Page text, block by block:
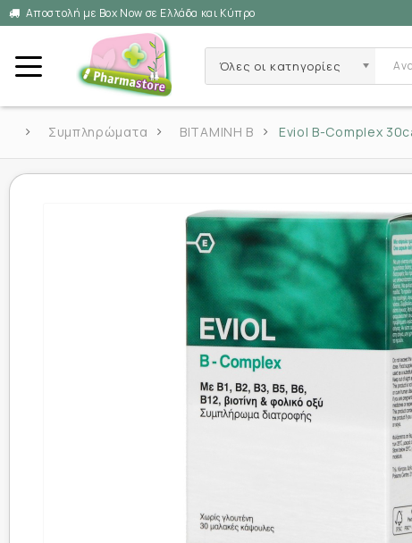
Αποστολή με Box Now σε Ελλάδα και Κύπρο
Όλες οι κατηγορίες
Συμπληρώματα ΒΙΤΑΜΙΝΗ Β Eviol B-Complex